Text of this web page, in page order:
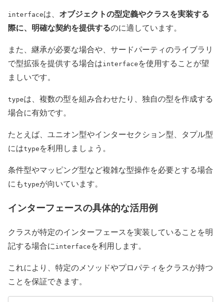
interfaceは、 オブジェクトの型定義やクラスを実装する
際に、明確な契約を提供するのに適しています。
また、継承が必要な場合や、サードパーティのライブラリ
で型拡張を提供する場合はinterface を使用することが望
ましいです。
typeは、複数の型を組み合わせたり、独自の型を作成する
場合に有効です。
たとえば、ユニオン型やインターセクション型、タプル型
にはtype を利用しましょう。
条件型やマッピング型など複雑な型操作を必要とする場合
にもtypeが向いています。
インターフェースの具体的な活用例
クラスが特定のインターフェースを実装していることを明
記する場合に interface を利用します。
これにより、特定のメソッドやプロパティをクラスが持つ
ことを保証できます。